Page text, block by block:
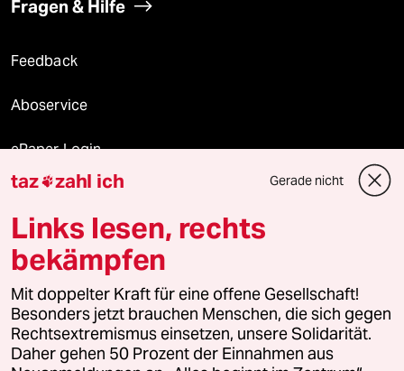
Fragen & Hilfe
Feedback
Aboservice
ePaper Login
Downloads für Abonnierende
© 2026 taz Verlags und Vertriebs GmbH
Alle Rechte vorbehalten. Bei rechtlichen Fragen oder für Genehmigungen
wenden Sie sich bitte an
lizenzen@taz.de
Feedback Redaktionsstatut Kommune-Richtlinien
taz zahl ich Gerade nicht
Links lesen, rechts
bekämpfen
Mit doppelter Kraft für eine offene Gesellschaft!
Besonders jetzt brauchen Menschen, die sich gegen
Rechtsextremismus einsetzen, unsere Solidarität.
Daher gehen 50 Prozent der Einnahmen aus